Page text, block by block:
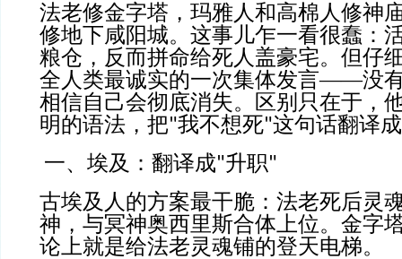
法老修金字塔，玛雅人和高棉人修神
修地下咸阳城。这事儿乍一看很蠢：
粮仓，反而拼命给死人盖豪宅。但仔
全人类最诚实的一次集体发言——没
相信自己会彻底消失。区别只在于，
明的语法，把"我不想死"这句话翻译
一、埃及：翻译成"升职"
古埃及人的方案最干脆：法老死后灵
神，与冥神奥西里斯合体上位。金字
论上就是给法老灵魂铺的登天电梯。